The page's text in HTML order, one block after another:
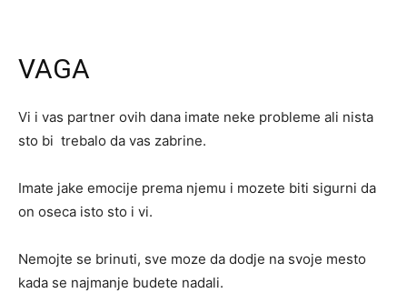
VAGA
Vi i vas partner ovih dana imate neke probleme ali nista
sto bi trebalo da vas zabrine.
Imate jake emocije prema njemu i mozete biti sigurni da
on oseca isto sto i vi.
Nemojte se brinuti, sve moze da dodje na svoje mesto
kada se najmanje budete nadali.